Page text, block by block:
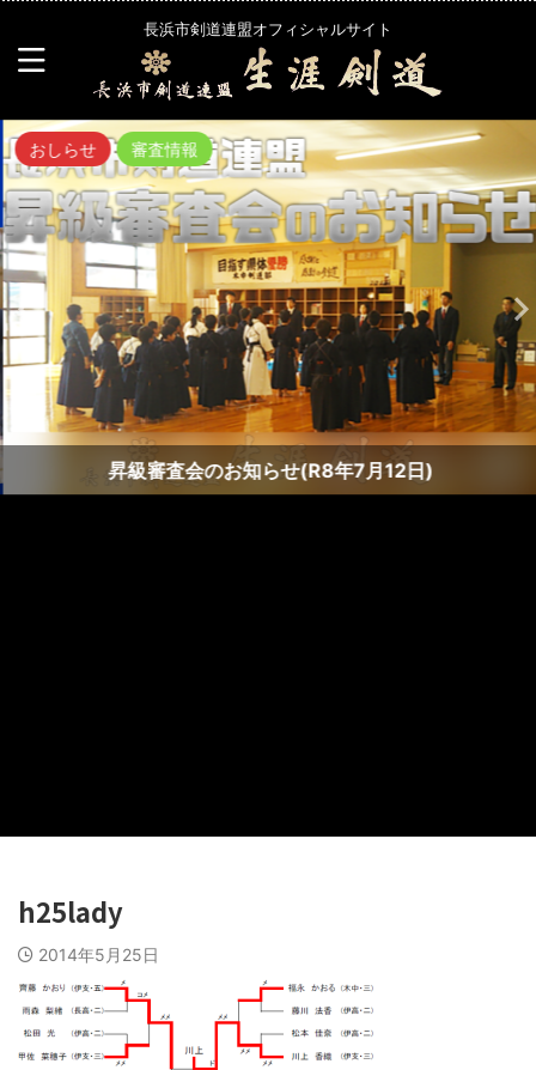
長浜市剣道連盟オフィシャルサイト
おしらせ 審査情報
昇級審査会のお知らせ(R8年7月12日)
h25lady
2014年5月25日